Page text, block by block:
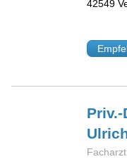
42549